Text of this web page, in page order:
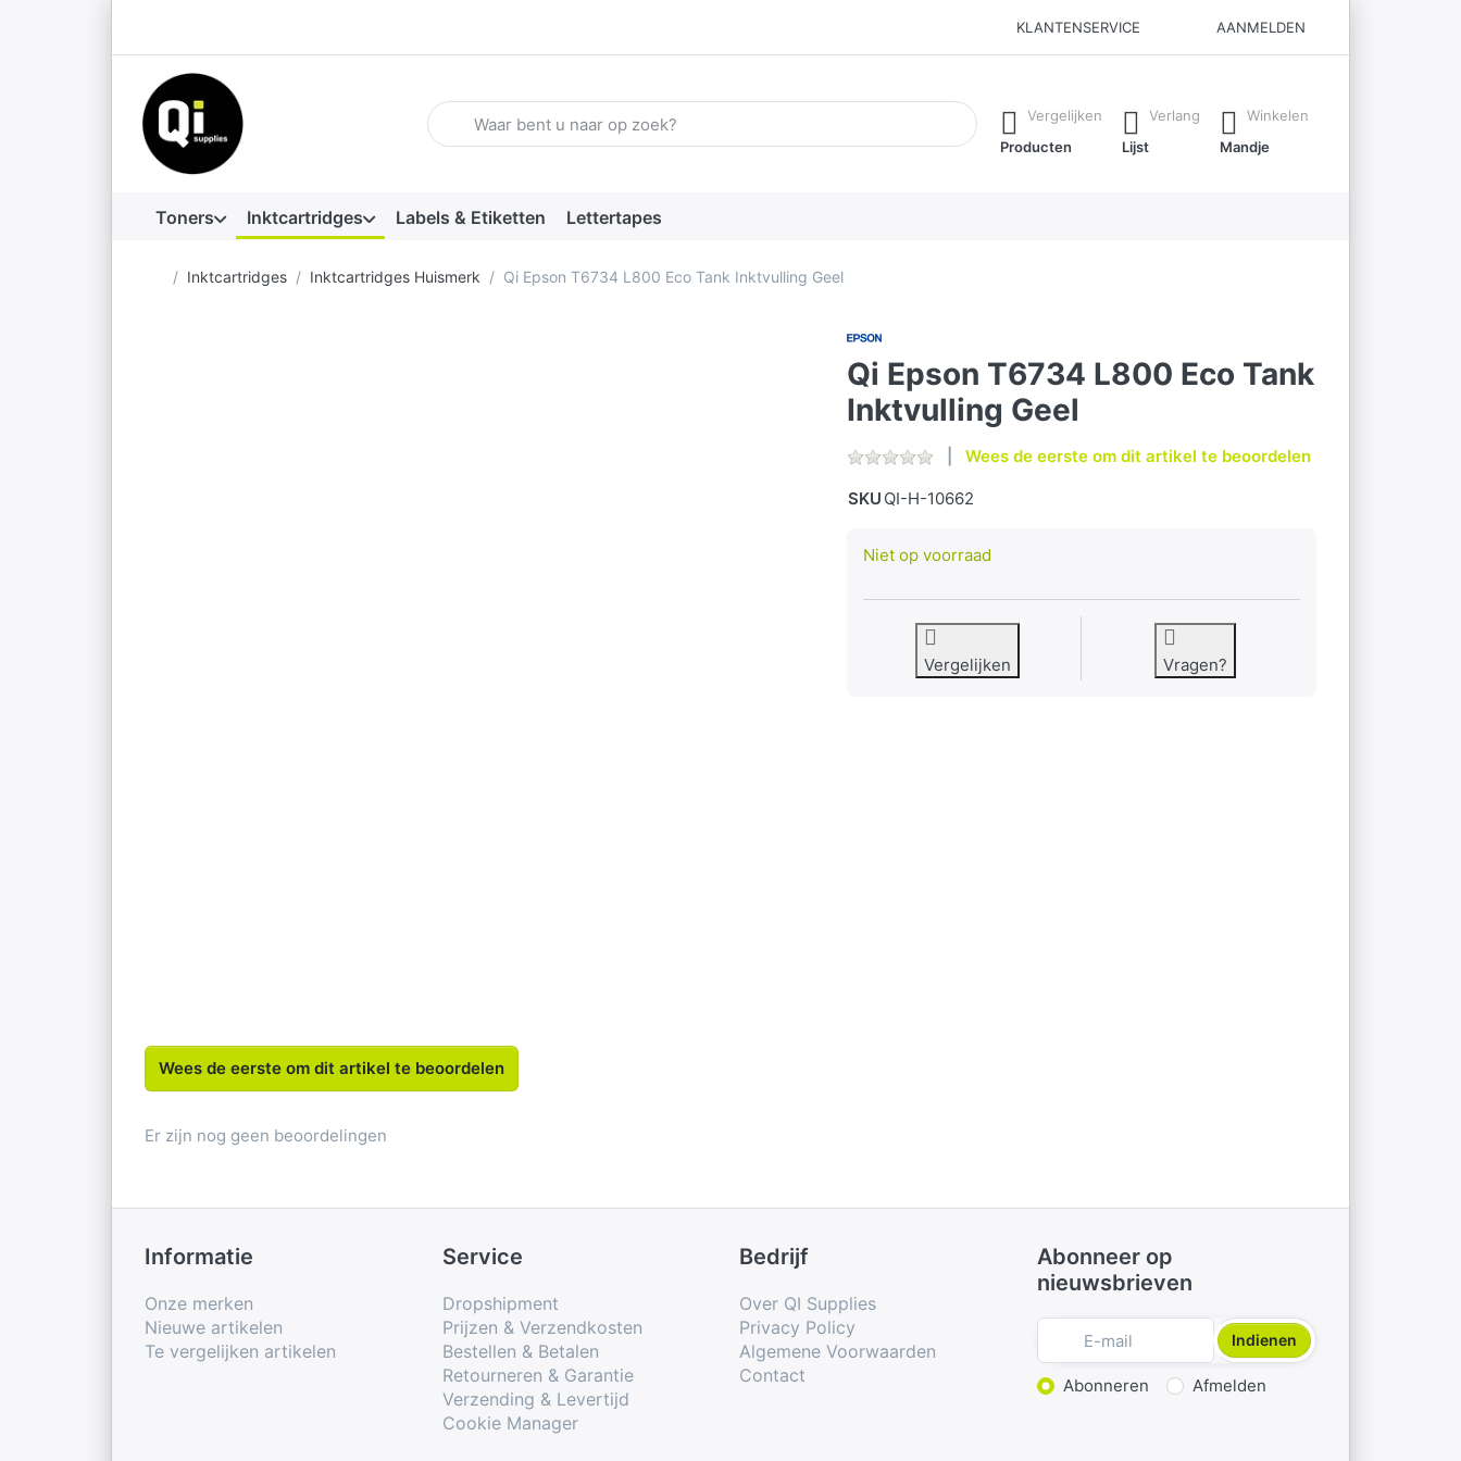
KLANTENSERVICE AANMELDEN
Voer een zoekterm in. De eerste resultaten verschijnen automatisch terwijl je typt. Druk op de Enter-toets om alle resultaten op te
Vergelijken
Producten
Verlang
Lijst
Winkelen
Mandje
Toners Inktcartridges Labels & Etiketten Lettertapes
Startpagina
Inktcartridges Inktcartridges Huismerk Qi Epson T6734 L800 Eco Tank Inktvulling Geel
Qi Epson T6734 L800 Eco Tank
Inktvulling Geel
Wees de eerste om dit artikel te beoordelen
SKU QI-H-10662
Niet op voorraad
Vergelijken Vragen?
Wees de eerste om dit artikel te beoordelen
Er zijn nog geen beoordelingen
Informatie
Onze merken
Nieuwe artikelen
Te vergelijken artikelen
Service
Dropshipment
Prijzen & Verzendkosten
Bestellen & Betalen
Retourneren & Garantie
Verzending & Levertijd
Cookie Manager
Bedrijf
Over QI Supplies
Privacy Policy
Algemene Voorwaarden
Contact
Abonneer op
nieuwsbrieven
Indienen
Actie kiezen
Abonneren Afmelden